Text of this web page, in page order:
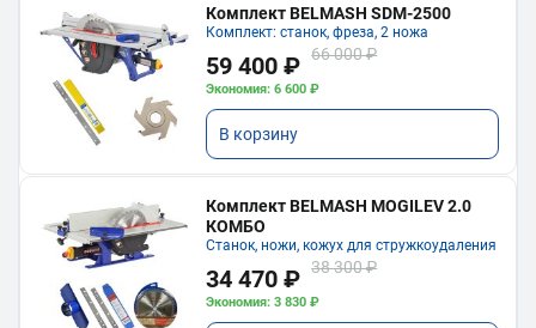
Комплект BELMASH SDM-2500
Комплект: станок, фреза, 2 ножа
59 400 ₽ 66 000 ₽
Экономия: 6 600 ₽
В корзину
Комплект BELMASH MOGILEV 2.0
КОМБО
Станок, ножи, кожух для стружкоудаления
34 470 ₽ 38 300 ₽
Экономия: 3 830 ₽